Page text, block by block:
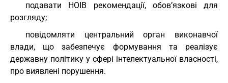
подавати НОІВ рекомендації, обов’язкові для
розгляду;
повідомляти центральний орган виконавчої
влади, що забезпечує формування та реалізує
державну політику у сфері інтелектуальної власності,
про виявлені порушення.